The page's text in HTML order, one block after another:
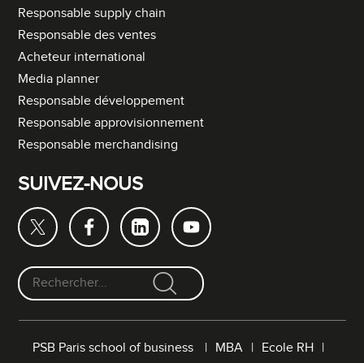
Responsable supply chain
Responsable des ventes
Acheteur international
Media planner
Responsable développement
Responsable approvisionnement
Responsable merchandising
SUIVEZ-NOUS
F
PSB Paris school of business MBA
Ecole RH